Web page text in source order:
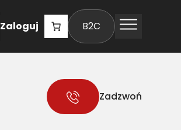
Zaloguj B2C
Zadzwoń